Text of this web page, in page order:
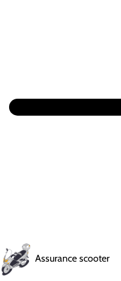
Assurance scooter